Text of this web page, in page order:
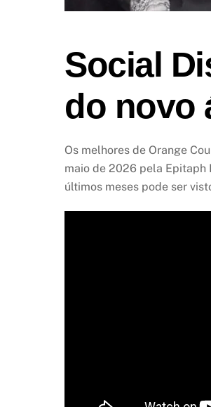
Social
do novo
Os melhores de Orange
maio de 2026 pela Epitaph
últimos meses pode ser